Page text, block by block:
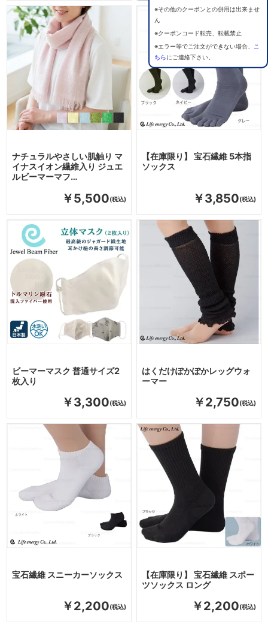
※その他のクーポンとの併用は出来ませ
ん
※クーポンコード転売、転載禁止
※エラー等でご注文ができない場合、
こ
ちらにご連絡下さい。
ナチュラルやさしい肌触り マ
イナスイオン繊維入り ジュエ
ルビーマーマフ…
￥5,500
【在庫限り】 宝石繊維 5本指
ソックス
￥3,850
ビーマーマスク 普通サイズ2
枚入り
￥3,300
はくだけぽかぽかレッグウォ
ーマー
￥2,750
宝石繊維 スニーカーソックス
￥2,200
【在庫限り】 宝石繊維 スポー
ツソックス ロング
￥2,200